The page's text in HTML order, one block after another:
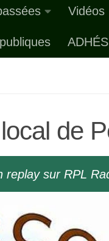
Vidéos
de
replay sur RPL